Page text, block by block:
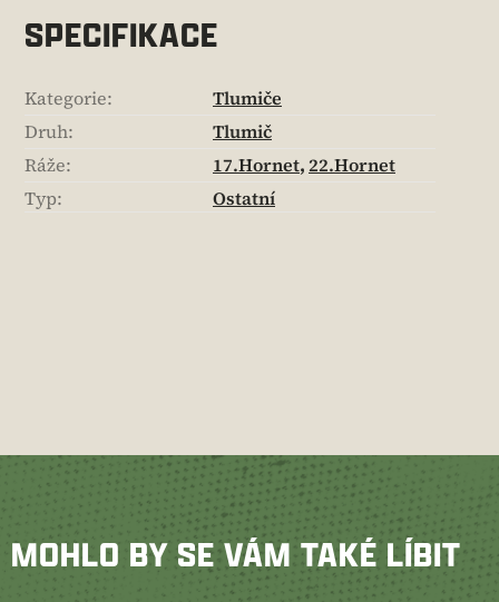
SPECIFIKACE
Kategorie:
Tlumiče
Druh:
Tlumič
Ráže: 17.Hornet,22.Hornet
Typ: Ostatní
MOHLO BY SE VÁM TAKÉ LÍBIT